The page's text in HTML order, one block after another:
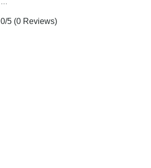
0/5 (0 Reviews)